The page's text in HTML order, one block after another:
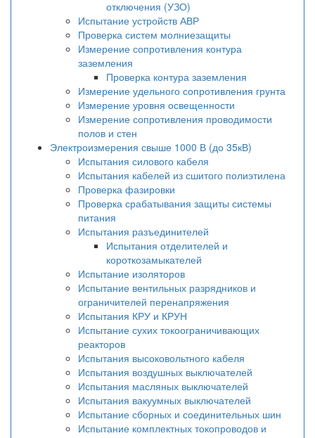
отключения (УЗО)
Испытание устройств АВР
Проверка систем молниезащиты
Измерение сопротивления контура
заземления
Проверка контура заземления
Измерение удельного сопротивления грунта
Измерение уровня освещенности
Измерение сопротивления проводимости
полов и стен
Электроизмерения свыше 1000 В (до 35кВ)
Испытания силового кабеля
Испытания кабелей из сшитого полиэтилена
Проверка фазировки
Проверка срабатывания защиты системы
питания
Испытания разъединителей
Испытания отделителей и
короткозамыкателей
Испытание изоляторов
Испытание вентильных разрядников и
ограничителей перенапряжения
Испытания КРУ и КРУН
Испытание сухих токоограничивающих
реакторов
Испытания высоковольтного кабеля
Испытания воздушных выключателей
Испытания масляных выключателей
Испытания вакуумных выключателей
Испытание сборных и соединительных шин
Испытание комплектных токопроводов и